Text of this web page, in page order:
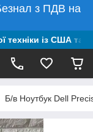
з ПДВ на
техніки із США та
Б/в Ноутбук Dell